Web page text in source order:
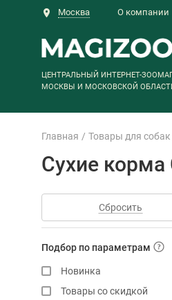
Москва О компании
ЦЕНТРАЛЬНЫЙ ИНТЕРНЕТ-
МОСКВЫ И МОСКОВСКОЙ
Главная Товары для собак
Сухие корма
Сбросить
Подбор по параметрам
Новинка
Товары со скидкой